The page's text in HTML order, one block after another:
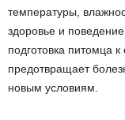
температуры,
здоровье и
подготовка питомца к
предотвращает
новым условиям.